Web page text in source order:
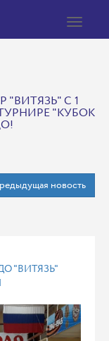
Toggle
С 1
"КУБОК
новость
"ВИТЯЗЬ"